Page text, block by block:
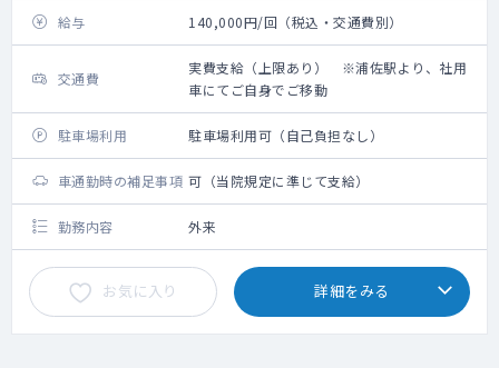
給与 140,000円/回（税込・交通費別）
交通費
実費支給（上限あり） ※浦佐駅より、社用
車にてご自身でご移動
駐車場利用 駐車場利用可（自己負担なし）
車通勤時の補足事項 可（当院規定に準じて支給）
勤務内容 外来
お気に入り 詳細をみる